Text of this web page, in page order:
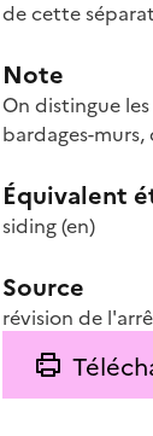
de cette
Note
On distingue
bardages-
Équivalent
siding(en)
Source
révision de